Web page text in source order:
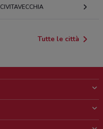
CIVITAVECCHIA
Tutte le città